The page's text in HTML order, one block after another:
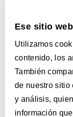
Let's meet!
Distribuidores
Con el apoyo de:
Ese sitio
Utilizamos
contenido, los
También
de nuestro sitio
y análisis,
información